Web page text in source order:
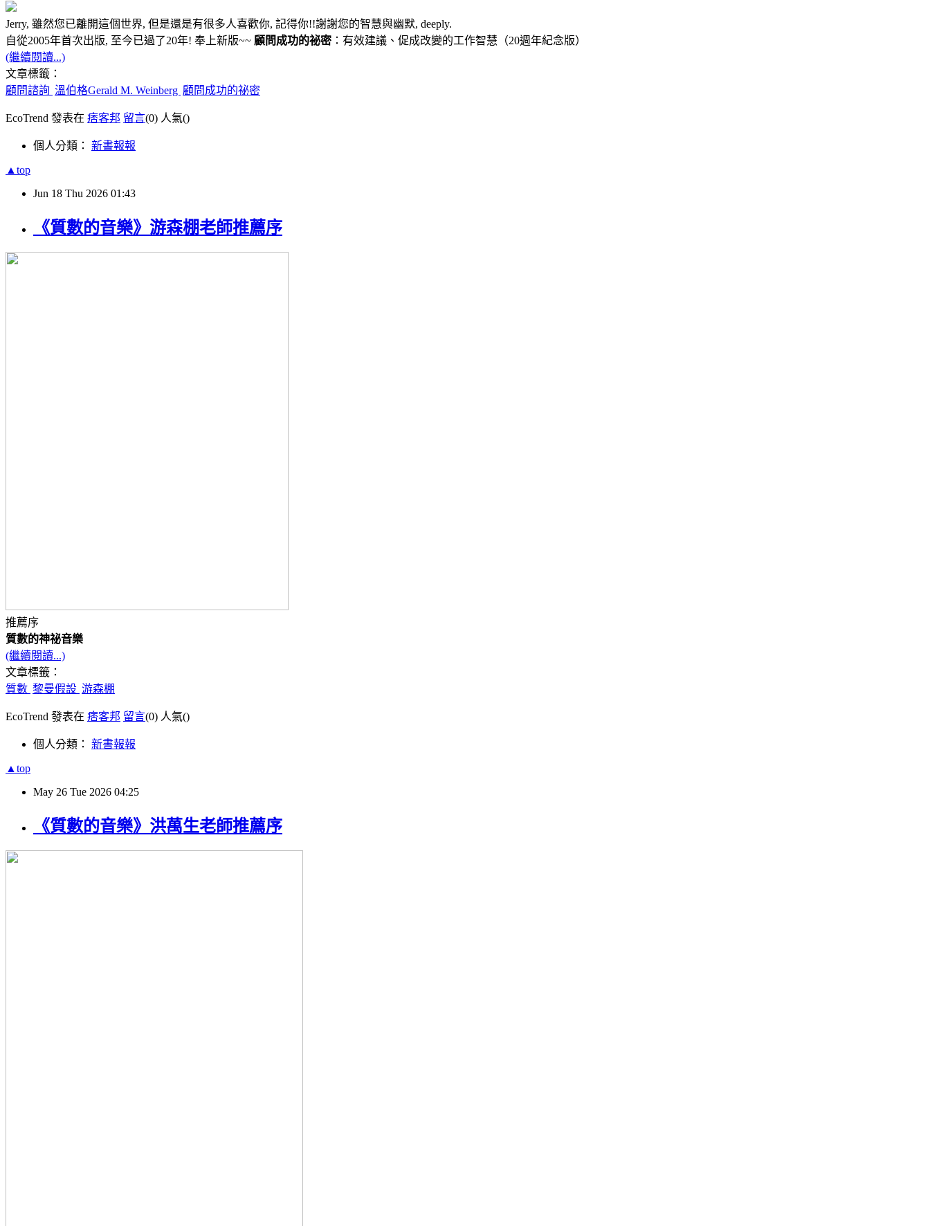
Jerry, 雖然您已離開這個世界, 但是還是有很多人喜歡你, 記得你!!謝謝您的智慧與幽默, deeply.
自從2005年首次出版, 至今已過了20年! 奉上新版~~ 顧問成功的祕密 ：有效建議、促成改變的工作智慧（20週年紀念版）
(繼續閱讀...)
文章標籤：
顧問諮詢 溫伯格Gerald M. Weinberg 顧問成功的祕密
EcoTrend 發表在 痞客邦 留言(0) 人氣()
個人分類： 新書報報
▲top
Jun 18 Thu 2026 01:43
《質數的音樂》游森棚老師推薦序
推薦序
質數的神祕音樂
(繼續閱讀...)
文章標籤：
質數 黎曼假設 游森棚
EcoTrend 發表在 痞客邦 留言(0) 人氣()
個人分類： 新書報報
▲top
May 26 Tue 2026 04:25
《質數的音樂》洪萬生老師推薦序